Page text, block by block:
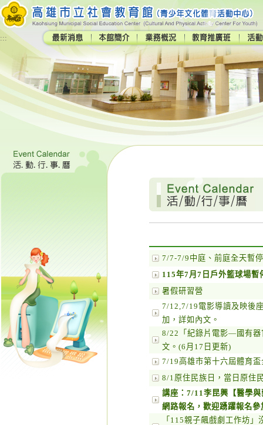
:::
7/7-7/9中庭、前庭全天暫
115年7月7日戶外籃球場暫
暑假研習營
7/12,7/19電影導讀及映後
加，詳如內文。
8/22「紀錄片電影—國有器
文。(6月17日更新)
7/19高雄市第十六屆體育
8/1原住民族日，當日原住
講座：7/11李昆興【醫學
網路報名，歡迎踴躍報名
「115親子飆戲劇工作坊